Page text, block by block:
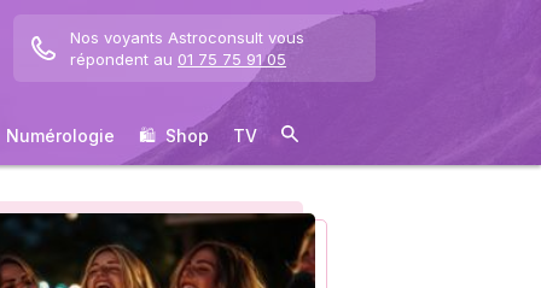
Nos voyants Astroconsult vous
répondent au 01 75 75 91 05
Numérologie 🛍 ️ Shop TV